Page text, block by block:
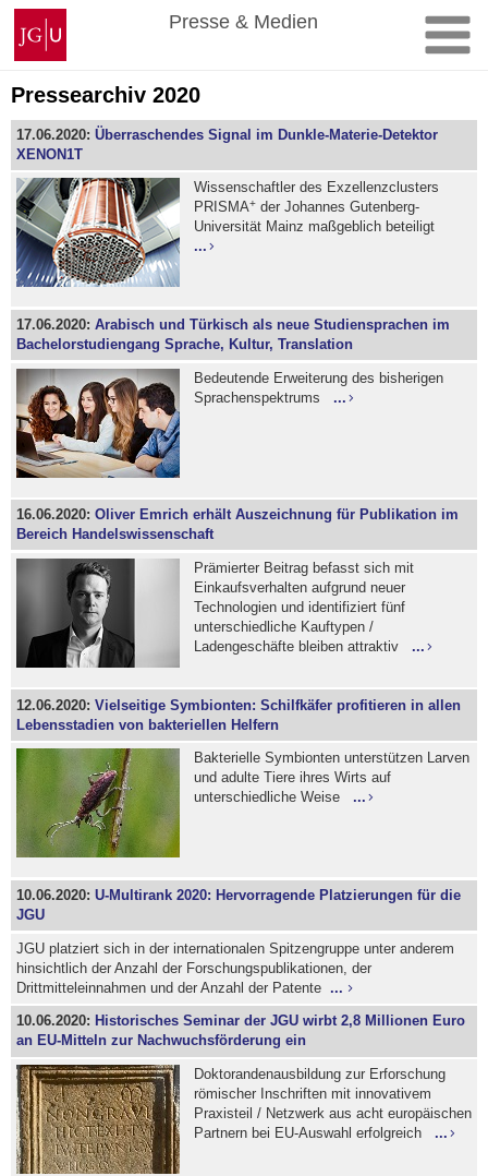
Zum
Inhalt
springen
Johannes
Gutenberg-
Universität
Mainz
Presse & Medien
Pressearchiv 2020
17.06.2020:Überraschendes Signal im Dunkle-Materie-Detektor
XENON1T
Wissenschaftler des Exzellenzclusters
PRISMA+der Johannes Gutenberg-
Universität Mainz maßgeblich beteiligt
...
17.06.2020:Arabisch und Türkisch als neue Studiensprachen im
Bachelorstudiengang Sprache, Kultur, Translation
Bedeutende Erweiterung des bisherigen
Sprachenspektrums ...
16.06.2020:Oliver Emrich erhält Auszeichnung für Publikation im
Bereich Handelswissenschaft
Prämierter Beitrag befasst sich mit
Einkaufsverhalten aufgrund neuer
Technologien und identifiziert fünf
unterschiedliche Kauftypen /
Ladengeschäfte bleiben attraktiv ...
12.06.2020:Vielseitige Symbionten: Schilfkäfer profitieren in allen
Lebensstadien von bakteriellen Helfern
Bakterielle Symbionten unterstützen Larven
und adulte Tiere ihres Wirts auf
unterschiedliche Weise ...
10.06.2020:U-Multirank 2020: Hervorragende Platzierungen für die
JGU
JGU platziert sich in der internationalen Spitzengruppe unter anderem
hinsichtlich der Anzahl der Forschungspublikationen, der
Drittmitteleinnahmen und der Anzahl der Patente...
10.06.2020: Historisches Seminar der JGU wirbt 2,8 Millionen Euro
an EU-Mitteln zur Nachwuchsförderung ein
Doktorandenausbildung zur Erforschung
römischer Inschriften mit innovativem
Praxisteil / Netzwerk aus acht europäischen
Partnern bei EU-Auswahl erfolgreich ...